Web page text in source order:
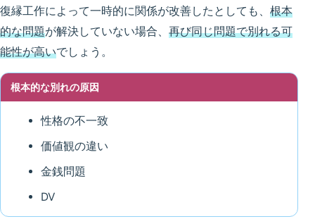
復縁工作によって一時的に関係が改善したとしても、 根本
的な問題が解決していない場合、 再び同じ問題で別れる可
能性が高いでしょう。
根本的な別れの原因
性格の不一致
価値観の違い
金銭問題
DV